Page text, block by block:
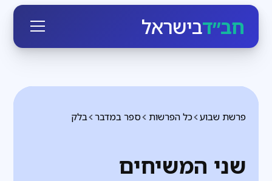
חב״דבישראל
בלק ספר במדבר כל הפרשות פרשת שבוע
שני המשיחים